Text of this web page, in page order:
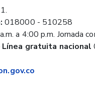
018000 - 510258
a 4:00 p.m. Jornada
Línea gratuita nacional